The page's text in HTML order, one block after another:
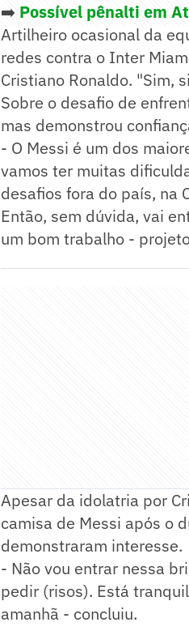
➡️ Possível pênalti em
Artilheiro ocasional da
redes contra o Inter
Cristiano Ronaldo. "Sim,
Sobre o desafio de
mas demonstrou
- O Messi é um dos
vamos ter muitas
desafios fora do país, na
Então, sem dúvida, vai
um bom trabalho -
Apesar da idolatria por
camisa de Messi após o
demonstraram interesse.
- Não vou entrar nessa
pedir (risos). Está
amanhã - concluiu.